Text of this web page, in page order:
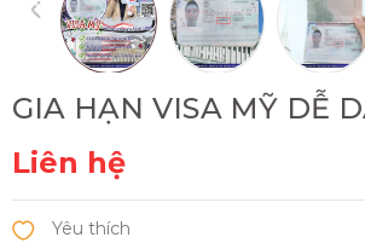
GIA HẠN VISA MỸ DỄ
Liên hệ